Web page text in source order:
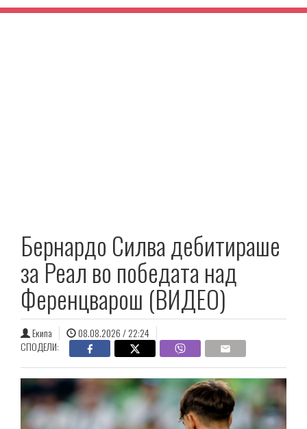
Бернардо Силва дебитираше
за Реал во победата над
Ференцварош (ВИДЕО)
Екипа
08.08.2026 / 22:24
СПОДЕЛИ: